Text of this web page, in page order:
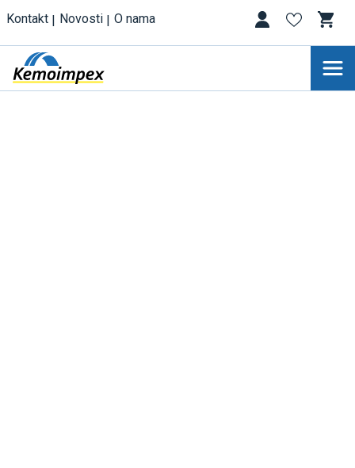
Kontakt Novosti O nama